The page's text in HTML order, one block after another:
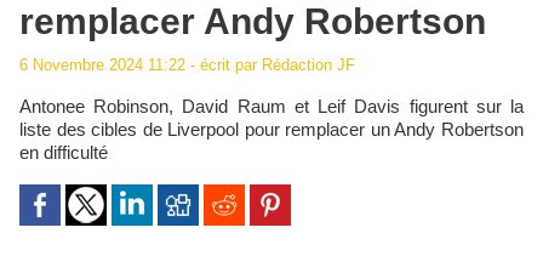
remplacer Andy Robertson
6 Novembre 2024 11:22 - écrit par Rédaction JF
Antonee Robinson, David Raum et Leif Davis figurent sur la
liste des cibles de Liverpool pour remplacer un Andy Robertson
en difficulté